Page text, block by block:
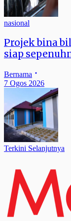
nasional
Projek bina
siap
Bernama
7 Ogos 2026
Terkini Selanjutnya